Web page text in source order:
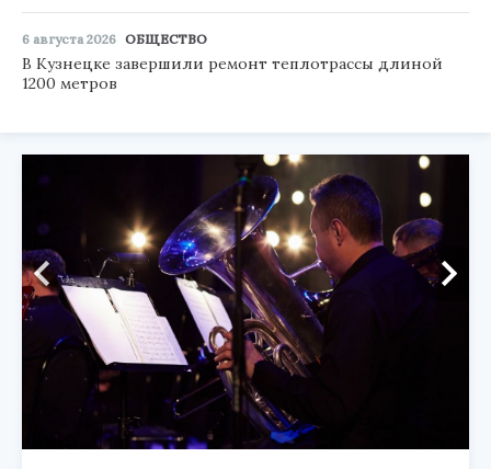
6 августа 2026 ОБЩЕСТВО
В Кузнецке завершили ремонт теплотрассы длиной
1200 метров